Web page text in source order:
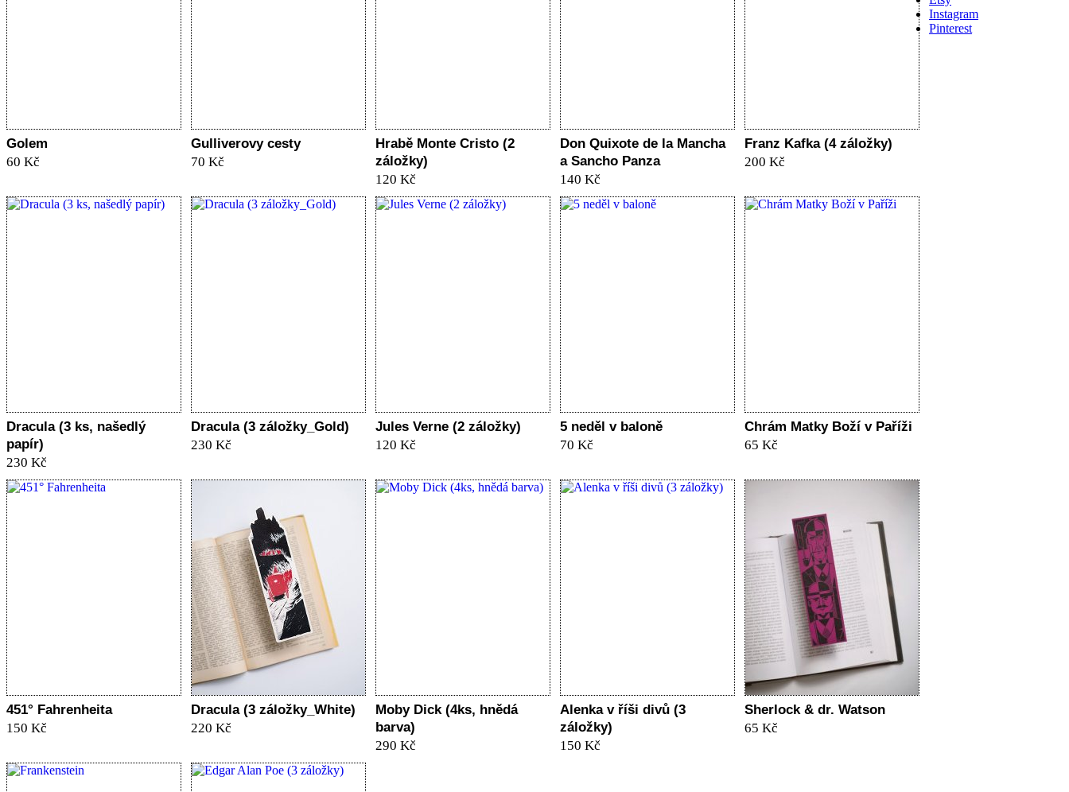
Golem
60 Kč
Gulliverovy cesty
70 Kč
Hrabě Monte Cristo (2
záložky)
120 Kč
Don Quixote de la Mancha
a Sancho Panza
140 Kč
Franz Kafka (4 záložky)
200 Kč
Dracula (3 ks, našedlý
papír)
230 Kč
Dracula (3 záložky_Gold)
230 Kč
Jules Verne (2 záložky)
120 Kč
5 neděl v baloně
70 Kč
Chrám Matky Boží v Paříži
65 Kč
451° Fahrenheita
150 Kč
Dracula (3 záložky_White)
220 Kč
Moby Dick (4ks, hnědá
barva)
290 Kč
Alenka v říši divů (3
záložky)
150 Kč
Sherlock & dr. Watson
65 Kč
Instagram
Pinterest